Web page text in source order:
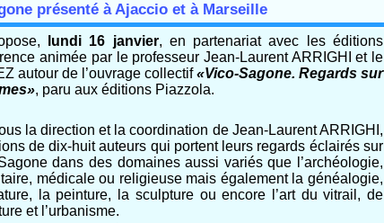
présenté à Ajaccio et à Marseille
lundi 16 janvier, en partenariat avec les éditions
animée par le professeur Jean-Laurent ARRIGHI et le
autour de l’ouvrage collectif«Vico-Sagone. Regards sur
, paru aux éditions Piazzola.
la direction et la coordination de Jean-Laurent ARRIGHI,
de dix-huit auteurs qui portent leurs regards éclairés sur
dans des domaines aussi variés que l’archéologie,
médicale ou religieuse mais également la généalogie,
la peinture, la sculpture ou encore l’art du vitrail, de
et l’urbanisme.